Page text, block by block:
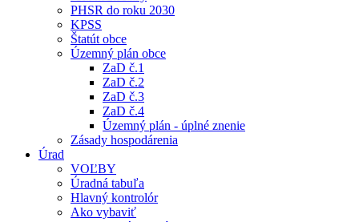
PHSR do roku 2030
KPSS
Štatút obce
Územný plán obce
ZaD č.1
ZaD č.2
ZaD č.3
ZaD č.4
Územný plán - úplné znenie
Zásady hospodárenia
Úrad
VOĽBY
Úradná tabuľa
Hlavný kontrolór
Ako vybaviť